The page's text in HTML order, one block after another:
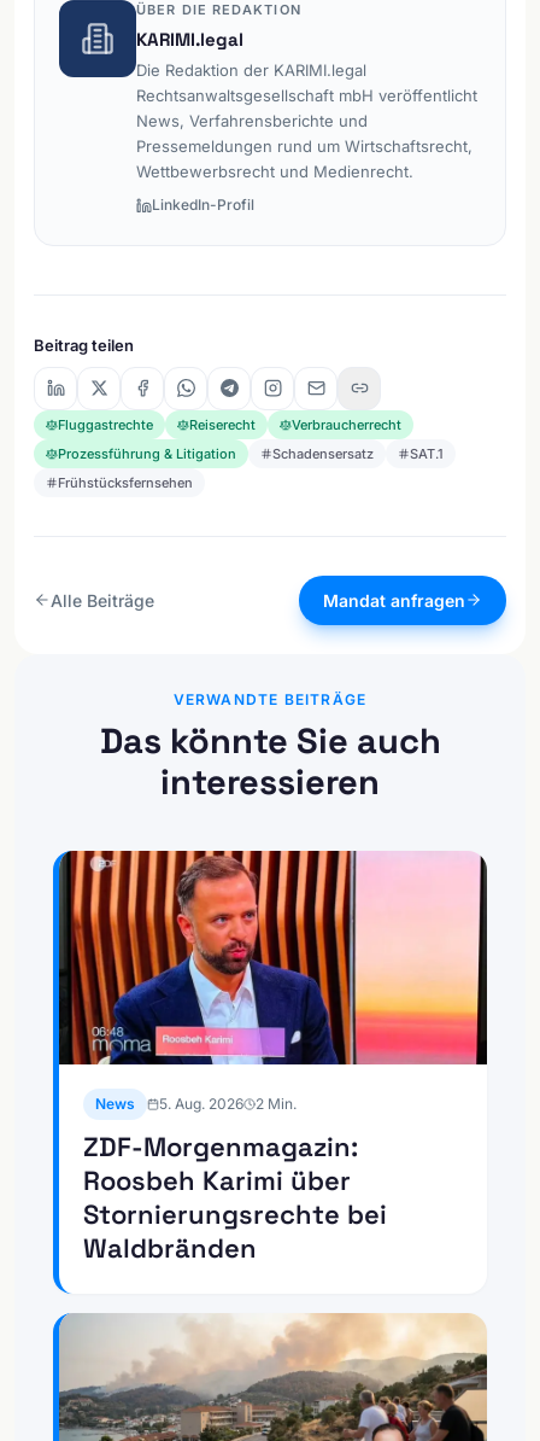
ÜBER DIE REDAKTION
KARIMI.legal
Die Redaktion der KARIMI.legal
Rechtsanwaltsgesellschaft mbH veröffentlicht
News, Verfahrensberichte und
Pressemeldungen rund um Wirtschaftsrecht,
Wettbewerbsrecht und Medienrecht.
LinkedIn-Profil
Beitrag teilen
Fluggastrechte Reiserecht
Verbraucherrecht
Prozessführung & Litigation
Schadensersatz
SAT.1
Frühstücksfernsehen
Alle Beiträge Mandat anfragen
VERWANDTE BEITRÄGE
Das könnte Sie auch
interessieren
News 5. Aug. 2026 2 Min.
ZDF-Morgenmagazin:
Roosbeh Karimi über
Stornierungsrechte bei
Waldbränden